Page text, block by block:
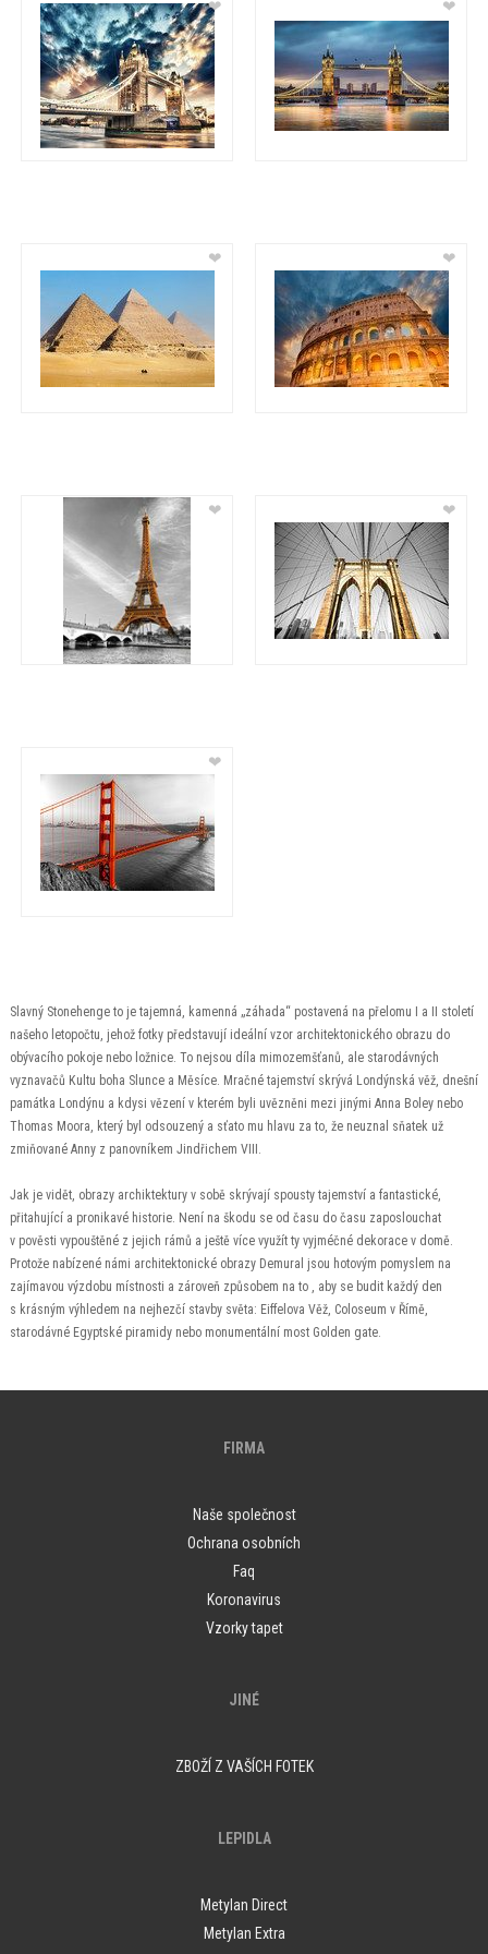
❤ ❤
❤ ❤
❤ ❤
❤
Slavný Stonehenge to je tajemná, kamenná „záhada“ postavená na přelomu I a II století
našeho letopočtu, jehož fotky představují ideální vzor architektonického obrazu do
obývacího pokoje nebo ložnice. To nejsou díla mimozemšťanů, ale starodávných
vyznavačů Kultu boha Slunce a Měsíce. Mračné tajemství skrývá Londýnská věž, dnešní
památka Londýnu a kdysi vězení v kterém byli uvězněni mezi jinými Anna Boley nebo
Thomas Moora, který byl odsouzený a sťato mu hlavu za to, že neuznal sňatek už
zmiňované Anny z panovníkem Jindřichem VIII.
Jak je vidět, obrazy archiktektury v sobě skrývají spousty tajemství a fantastické,
přitahující a pronikavé historie. Není na škodu se od času do času zaposlouchat
v pověsti vypouštěné z jejich rámů a ještě více využít ty vyjméčné dekorace v domě.
Protože nabízené námi architektonické obrazy Demural jsou hotovým pomyslem na
zajímavou výzdobu místnosti a zároveň způsobem na to , aby se budit každý den
s krásným výhledem na nejhezčí stavby světa: Eiffelova Věž, Coloseum v Římě,
starodávné Egyptské piramidy nebo monumentální most Golden gate.
FIRMA
Naše společnost
Ochrana osobních
Faq
Koronavirus
Vzorky tapet
JINÉ
ZBOŽÍ Z VAŠÍCH FOTEK
LEPIDLA
Metylan Direct
Metylan Extra